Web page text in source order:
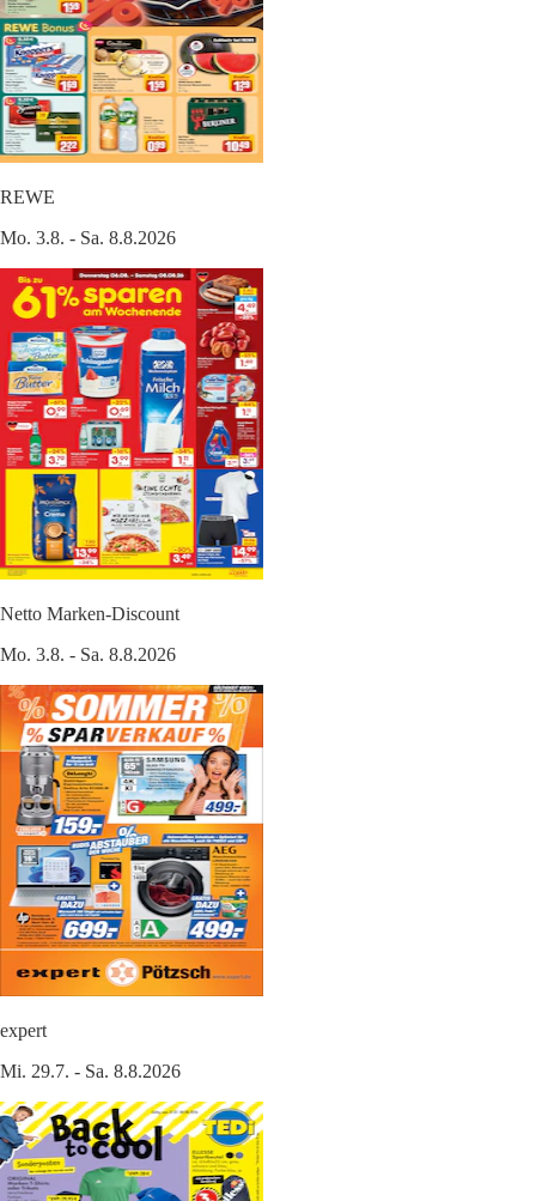
REWE
Mo. 3.8. - Sa. 8.8.2026
Netto Marken-Discount
Mo. 3.8. - Sa. 8.8.2026
expert
Mi. 29.7. - Sa. 8.8.2026